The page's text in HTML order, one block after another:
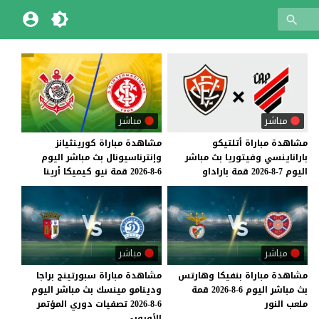
مباشر
مشاهدة مباراة أتلتيكو
باراناينسي وفيتوريا بث مباشر
اليوم 7-8-2026 قمة باراداو
مباشر
مشاهدة مباراة كورينثيانز
وإنترناسيونال بث مباشر اليوم
6-8-2026
قمة نيو كيميكا أرينا
مباشر
مشاهدة مباراة بنفيكا وهارتس
بث مباشر اليوم 6-8-2026
قمة
ملعب النور
مباشر
مشاهدة مباراة سبورتينج براجا
ودينامو مينسك بث مباشر اليوم
6-8-2026 تصفيات دوري المؤتمر